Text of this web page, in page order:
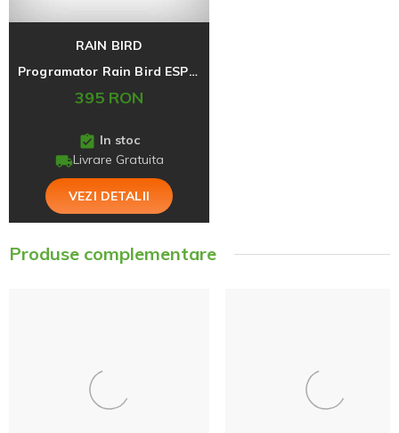
RAIN BIRD
Programator Rain Bird ESP-9V, 1 zona de udare
395 RON
In stoc
Livrare Gratuita
VEZI DETALII
Produse complementare